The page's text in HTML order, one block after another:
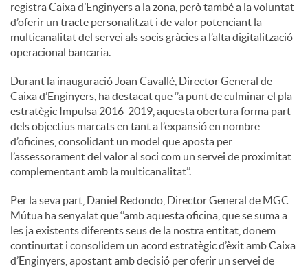
registra Caixa d’Enginyers a la zona, però també a la voluntat
d’oferir un tracte personalitzat i de valor potenciant la
multicanalitat del servei als socis gràcies a l’alta digitalització
operacional bancaria.
Durant la inauguració Joan Cavallé, Director General de
Caixa d’Enginyers, ha destacat que ‘’a punt de culminar el pla
estratègic Impulsa 2016-2019, aquesta obertura forma part
dels objectius marcats en tant a l’expansió en nombre
d’oficines, consolidant un model que aposta per
l’assessorament del valor al soci com un servei de proximitat
complementant amb la multicanalitat’’.
Per la seva part, Daniel Redondo, Director General de MGC
Mútua ha senyalat que ‘’amb aquesta oficina, que se suma a
les ja existents diferents seus de la nostra entitat, donem
continuïtat i consolidem un acord estratègic d’èxit amb Caixa
d’Enginyers, apostant amb decisió per oferir un servei de